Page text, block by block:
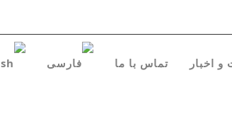
و اخبار تماس با ما